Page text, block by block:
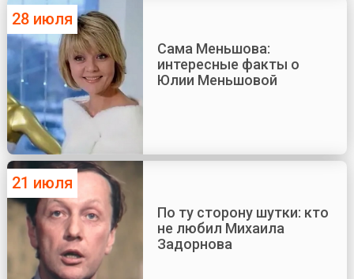
28 июля
Сама Меньшова:
интересные факты о
Юлии Меньшовой
21 июля
По ту сторону шутки: кто
не любил Михаила
Задорнова